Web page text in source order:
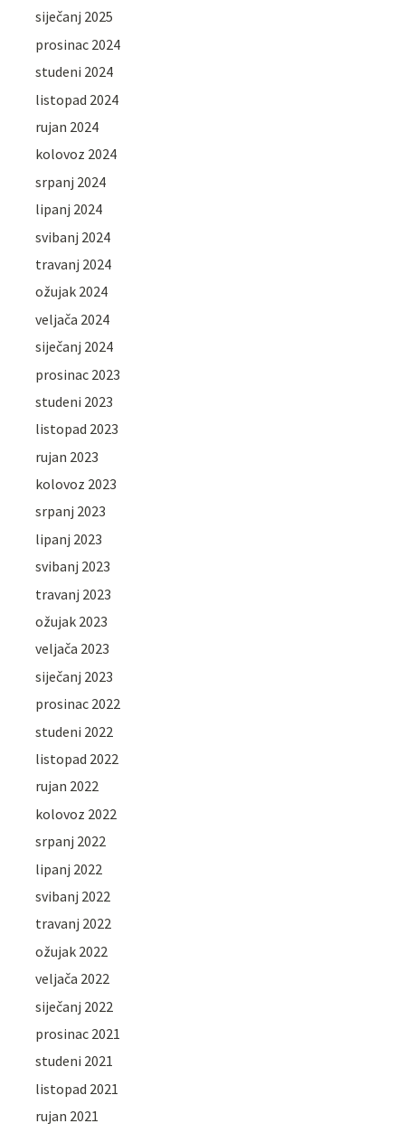
siječanj 2025
prosinac 2024
studeni 2024
listopad 2024
rujan 2024
kolovoz 2024
srpanj 2024
lipanj 2024
svibanj 2024
travanj 2024
ožujak 2024
veljača 2024
siječanj 2024
prosinac 2023
studeni 2023
listopad 2023
rujan 2023
kolovoz 2023
srpanj 2023
lipanj 2023
svibanj 2023
travanj 2023
ožujak 2023
veljača 2023
siječanj 2023
prosinac 2022
studeni 2022
listopad 2022
rujan 2022
kolovoz 2022
srpanj 2022
lipanj 2022
svibanj 2022
travanj 2022
ožujak 2022
veljača 2022
siječanj 2022
prosinac 2021
studeni 2021
listopad 2021
rujan 2021